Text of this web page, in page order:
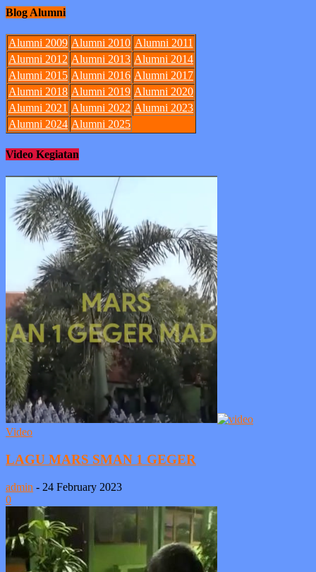
Blog Alumni
Alumni 2009 Alumni 2010 Alumni 2011
Alumni 2012 Alumni 2013 Alumni 2014
Alumni 2015 Alumni 2016 Alumni 2017
Alumni 2018 Alumni 2019 Alumni 2020
Alumni 2021 Alumni 2022 Alumni 2023
Alumni 2024 Alumni 2025
Video Kegiatan
Video
LAGU MARS SMAN 1 GEGER
admin - 24 February 2023
0